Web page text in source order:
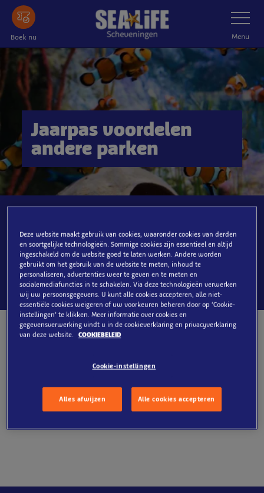
naar
hoofdinhoud
Boek nu Menu
Jaarpas voordelen
andere parken
andere parken met de
Jaarpas!
Deze website maakt gebruik van cookies, waaronder cookies van derden
en soortgelijke technologieën. Sommige cookies zijn essentieel en altijd
ingeschakeld om de website goed te laten werken. Andere worden
gebruikt om het gebruik van de website te meten, inhoud te
personaliseren, advertenties weer te geven en te meten en
socialemediafuncties in te schakelen. Via deze technologieën verwerken
wij uw persoonsgegevens. U kunt alle cookies accepteren, alle niet-
essentiële cookies weigeren of uw voorkeuren beheren door op ‘Cookie-
instellingen’ te klikken. Meer informatie over cookies en
gegevensverwerking vindt u in de cookieverklaring en privacyverklaring
van deze website.
COOKIEBELEID
Cookie-instellingen
Alles afwijzen Alle cookies accepteren